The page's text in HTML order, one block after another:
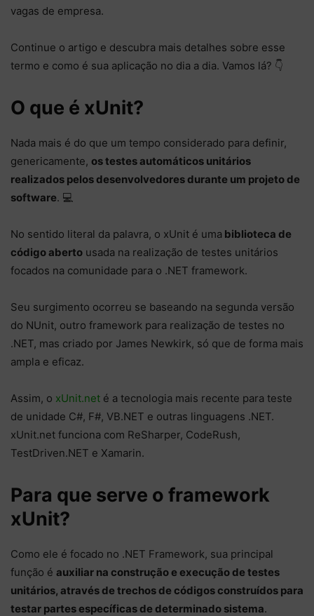
vagas de empresa.
Continue o artigo e descubra mais detalhes sobre esse
termo e como é sua aplicação no dia a dia. Vamos lá? 👇
O que é xUnit?
Nada mais é do que um tempo considerado para definir,
genericamente, os testes automáticos unitários
realizados pelos desenvolvedores durante um projeto de
software. 💻
No sentido literal da palavra, o xUnit é uma biblioteca de
código aberto usada na realização de testes unitários
focados na comunidade para o .NET framework.
Seu surgimento ocorreu se baseando na segunda versão
do NUnit, outro framework para realização de testes no
.NET, mas criado por James Newkirk, só que de forma mais
ampla e eficaz.
Assim, o xUnit.net é a tecnologia mais recente para teste
de unidade C#, F#, VB.NET e outras linguagens .NET.
xUnit.net funciona com ReSharper, CodeRush,
TestDriven.NET e Xamarin.
Para que serve o framework
xUnit?
Como ele é focado no .NET Framework, sua principal
função é auxiliar na construção e execução de testes
unitários, através de trechos de códigos construídos para
testar partes específicas de determinado sistema.